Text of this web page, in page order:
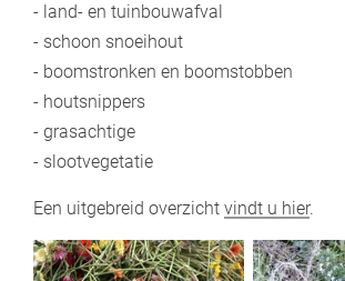
- land- en tuinbouwafval
- schoon snoeihout
- boomstronken en boomstobben
- houtsnippers
- grasachtige
- slootvegetatie
Een uitgebreid overzicht vindt u hier.